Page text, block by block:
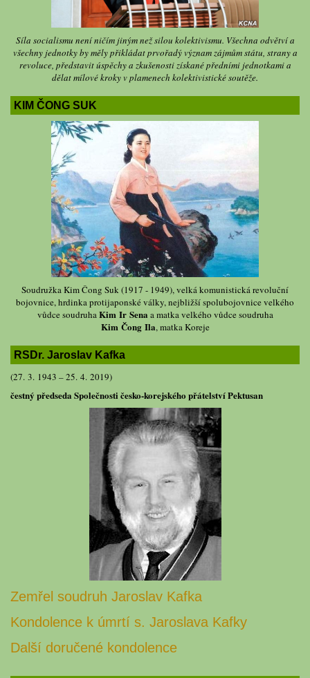
Síla socialismu není ničím jiným než silou kolektivismu. Všechna odvětví a
všechny jednotky by měly přikládat prvořadý význam zájmům státu, strany a
revoluce, představit úspěchy a zkušenosti získané předními jednotkami a
dělat mílové kroky v plamenech kolektivistické soutěže.
KIM ČONG SUK
Soudružka Kim Čong Suk (1917 - 1949), velká komunistická revoluční
bojovnice, hrdinka protijaponské války, nejbližší spolubojovnice velkého
vůdce soudruha Kim Ir Sena a matka velkého vůdce soudruha
Kim Čong Ila, matka Koreje
RSDr. Jaroslav Kafka
(27. 3. 1943 – 25. 4. 2019)
čestný předseda Společnosti česko-korejského přátelství Pektusan
Zemřel soudruh Jaroslav Kafka
Kondolence k úmrtí s. Jaroslava Kafky
Další doručené kondolence